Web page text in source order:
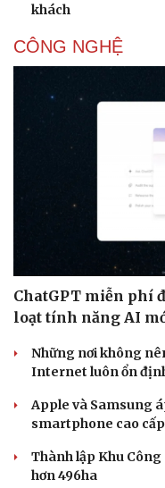
khách
CÔNG NGHỆ
ChatGPT miễn phí
loạt tính năng AI
Những nơi không
Internet luôn ổn
Apple và Samsung
smartphone cao cấp
Thành lập Khu
hơn 496ha